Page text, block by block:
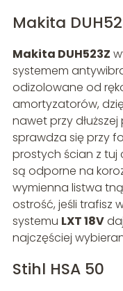
Makita
Makita DUH523Z
systemem
odizolowane od
amortyzatorów,
nawet przy dłuższej
sprawdza się przy
prostych ścian z tuj
są odporne na
wymienna listwa
ostrość, jeśli trafisz
systemu LXT 18V
najczęściej
Stihl HSA 50